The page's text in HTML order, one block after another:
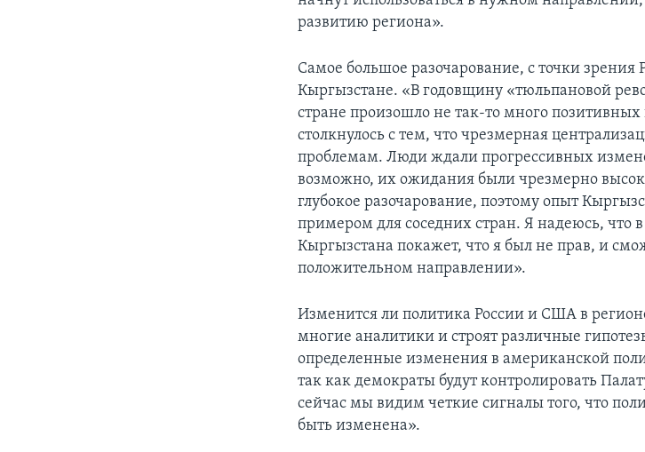
развитию региона».
Самое большое разочарование, с точки зрения
Кыргызстане. «В годовщину «тюльпановой
стране произошло не так-то много
столкнулось с тем, что чрезмерная
проблемам. Люди ждали прогрессивных
возможно, их ожидания были чрезмерно
глубокое разочарование, поэтому опыт
примером для соседних стран. Я надеюсь, что в
Кыргызстана покажет, что я был не прав, и
положительном направлении».
Изменится ли политика России и США в
многие аналитики и строят различные
определенные изменения в американской
так как демократы будут контролировать
сейчас мы видим четкие сигналы того, что
быть изменена».